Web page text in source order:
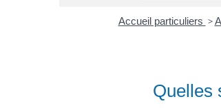
Accueil particuliers >
Quelles